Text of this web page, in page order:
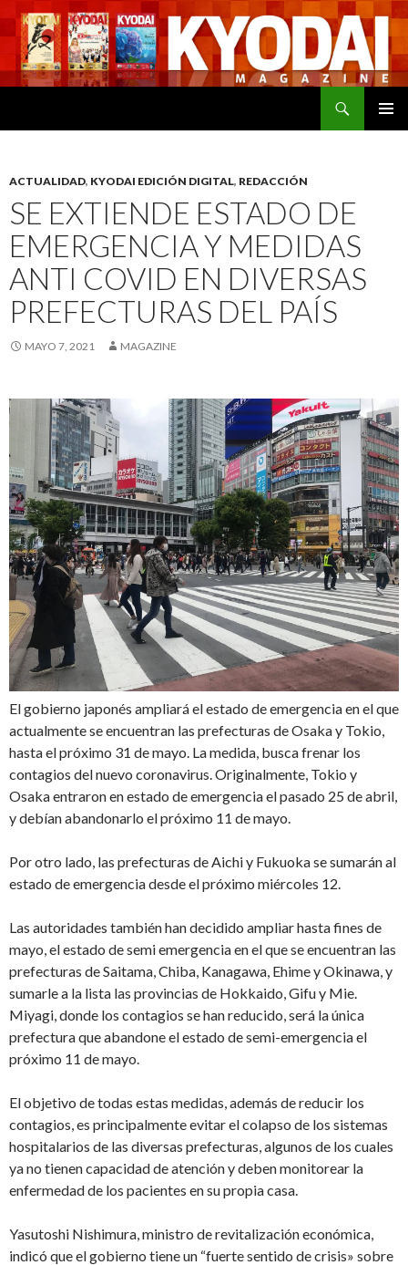
ACTUALIDAD, KYODAI EDICIÓN DIGITAL, REDACCIÓN
SE EXTIENDE ESTADO DE
EMERGENCIA Y MEDIDAS
ANTI COVID EN DIVERSAS
PREFECTURAS DEL PAÍS
MAYO 7, 2021 MAGAZINE
El gobierno japonés ampliará el estado de emergencia en el que
actualmente se encuentran las prefecturas de Osaka y Tokio,
hasta el próximo 31 de mayo. La medida, busca frenar los
contagios del nuevo coronavirus. Originalmente, Tokio y
Osaka entraron en estado de emergencia el pasado 25 de abril,
y debían abandonarlo el próximo 11 de mayo.
Por otro lado, las prefecturas de Aichi y Fukuoka se sumarán al
estado de emergencia desde el próximo miércoles 12.
Las autoridades también han decidido ampliar hasta fines de
mayo, el estado de semi emergencia en el que se encuentran las
prefecturas de Saitama, Chiba, Kanagawa, Ehime y Okinawa, y
sumarle a la lista las provincias de Hokkaido, Gifu y Mie.
Miyagi, donde los contagios se han reducido, será la única
prefectura que abandone el estado de semi-emergencia el
próximo 11 de mayo.
El objetivo de todas estas medidas, además de reducir los
contagios, es principalmente evitar el colapso de los sistemas
hospitalarios de las diversas prefecturas, algunos de los cuales
ya no tienen capacidad de atención y deben monitorear la
enfermedad de los pacientes en su propia casa.
Yasutoshi Nishimura, ministro de revitalización económica,
indicó que el gobierno tiene un “fuerte sentido de crisis» sobre